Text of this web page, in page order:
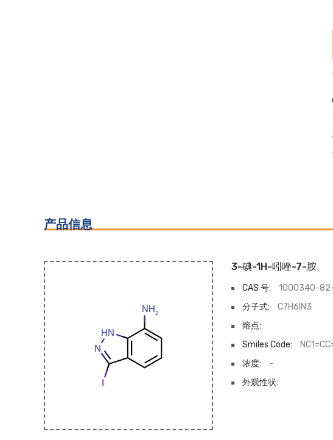
产品信息
3-碘-1H-吲唑-7-胺
CAS 号: 1000340-
分子式:
C7H6IN3
熔点:
Smiles Code:
浓度:
-
外观性状: